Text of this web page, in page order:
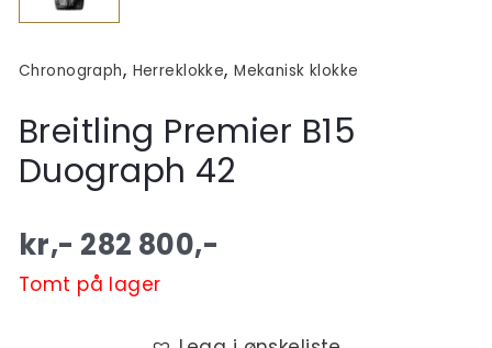
Chronograph, Herreklokke,Mekanisk klokke
Breitling Premier B15
Duograph 42
kr,- 282 800,-
Tomt på lager